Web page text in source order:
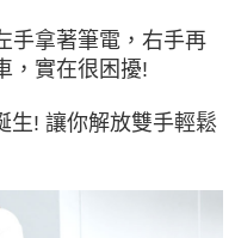
手拿著筆電，右手再
，實在很困擾!
生! 讓你解放雙手輕鬆